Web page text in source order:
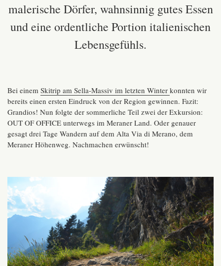
malerische Dörfer, wahnsinnig gutes Essen
und eine ordentliche Portion italienischen
Lebensgefühls.
Bei einem Skitrip am Sella-Massiv im letzten Winter konnten wir
bereits einen ersten Eindruck von der Region gewinnen. Fazit:
Grandios! Nun folgte der sommerliche Teil zwei der Exkursion:
OUT OF OFFICE unterwegs im Meraner Land. Oder genauer
gesagt drei Tage Wandern auf dem Alta Via di Merano, dem
Meraner Höhenweg. Nachmachen erwünscht!